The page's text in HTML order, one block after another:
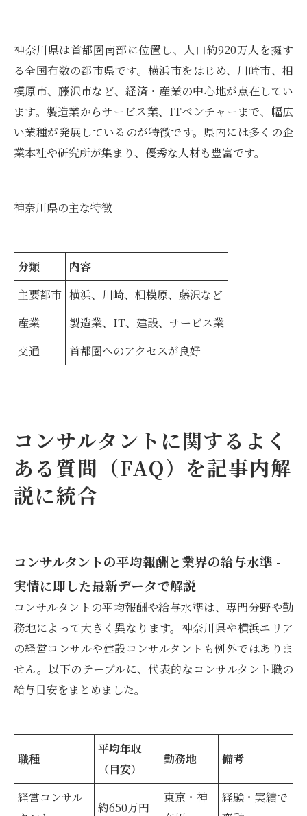
神奈川県は首都圏南部に位置し、人口約920万人を擁す
る全国有数の都市県です。横浜市をはじめ、川崎市、相
模原市、藤沢市など、経済・産業の中心地が点在してい
ます。製造業からサービス業、ITベンチャーまで、幅広
い業種が発展しているのが特徴です。県内には多くの企
業本社や研究所が集まり、優秀な人材も豊富です。
神奈川県の主な特徴
分類
内容
主要都市 横浜、川崎、相模原、藤沢など
産業
製造業、IT、建設、サービス業
交通
首都圏へのアクセスが良好
コンサルタントに関するよく
ある質問（FAQ）を記事内解
説に統合
コンサルタントの平均報酬と業界の給与水準 -
実情に即した最新データで解説
コンサルタントの平均報酬や給与水準は、専門分野や勤
務地によって大きく異なります。神奈川県や横浜エリア
の経営コンサルや建設コンサルタントも例外ではありま
せん。以下のテーブルに、代表的なコンサルタント職の
給与目安をまとめました。
職種
平均年収
（目安）
勤務地 備考
経営コンサル
約650万円
東京・神
経験・実績で